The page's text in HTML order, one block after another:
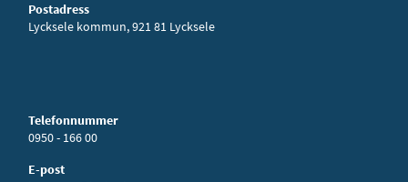
Postadress
Lycksele kommun, 921 81 Lycksele
Telefonnummer
0950 - 166 00
E-post